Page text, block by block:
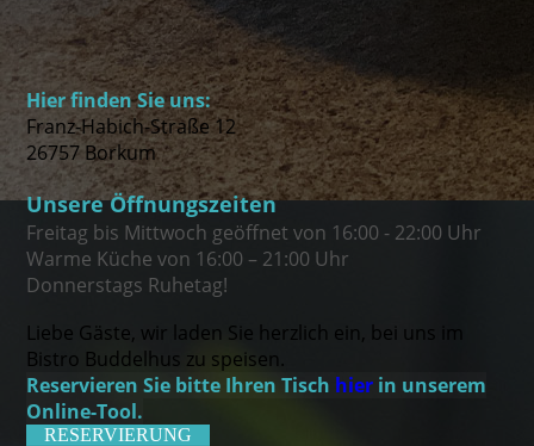
Hier finden Sie uns:
Franz-Habich-Straße 12
26757 Borkum
Unsere Öffnungszeiten
Freitag bis Mittwoch geöffnet von 16:00 - 22:00 Uhr
Warme Küche von 16:00 – 21:00 Uhr
Donnerstags Ruhetag!
Liebe Gäste, wir laden Sie herzlich ein, bei uns im
Bistro Buddelhus zu speisen.
Reservieren Sie bitte Ihren Tisch hier in unserem
Online-Tool.
RESERVIERUNG